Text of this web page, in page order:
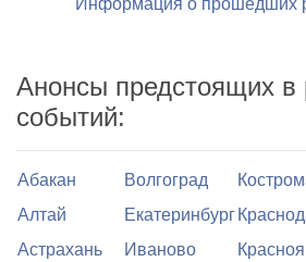
Информация о прошедших
Анонсы предстоящих в
событий:
Абакан Волгоград
Алтай
Екатеринбург
Астрахань
Иваново